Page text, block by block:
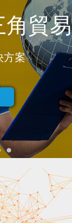
角貿易
方案